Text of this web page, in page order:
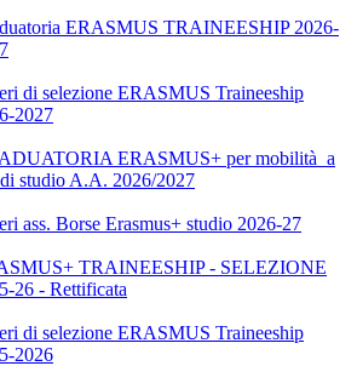
ERASMUS TRAINEESHIP 2026-
di selezione ERASMUS Traineeship
2027
ERASMUS+ per mobilità a
studio A.A. 2026/2027
ass. Borse Erasmus+ studio 2026-27
TRAINEESHIP - SELEZIONE
26 - Rettificata
di selezione ERASMUS Traineeship
2026